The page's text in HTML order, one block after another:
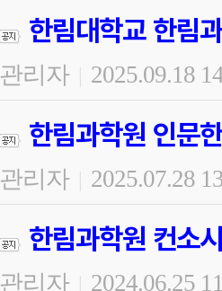
한림대학교 한림
관리자 | 2025.09.18
한림과학원 인문
관리자 | 2025.07.28
한림과학원 컨소
관리자 | 2024.06.25